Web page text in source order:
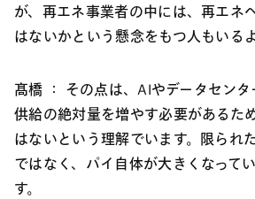
が、再エネ事業者の中には、再エネ
はないかという懸念をもつ人もいるよ
髙橋 ：
その点は、AIやデータセン
供給の絶対量を増やす必要があるた
はないという理解でいます。限られ
ではなく、パイ自体が大きくなって
す。